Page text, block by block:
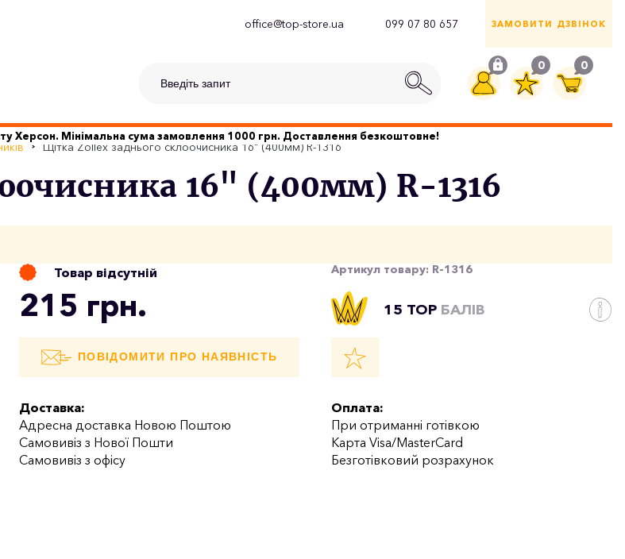
office@top-store.ua 099 07 80 657 ЗАМОВИТИ ДЗВІНОК
0 0
Херсон. Мінімальна сума замовлення 1000 грн. Доставлення безкоштовне!
Щітка Zollex заднього склоочисника 16" (400мм) R-1316
16" (400мм) R-1316
Товар відсутній Артикул товару: R-1316
215 грн. 15 TOP БАЛІВ
ПОВІДОМИТИ ПРО НАЯВНІСТЬ
Доставка:
Адресна доставка Новою Поштою
Самовивіз з Нової Пошти
Самовивіз з офісу
Оплата:
При отриманні готівкою
Карта Visa/MasterCard
Безготівковий розрахунок